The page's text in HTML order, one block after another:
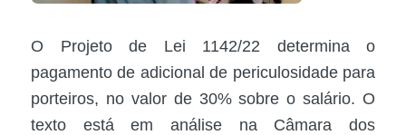
O Projeto de Lei 1142/22 determina o
pagamento de adicional de periculosidade para
porteiros, no valor de 30% sobre o salário. O
texto está em análise na Câmara dos